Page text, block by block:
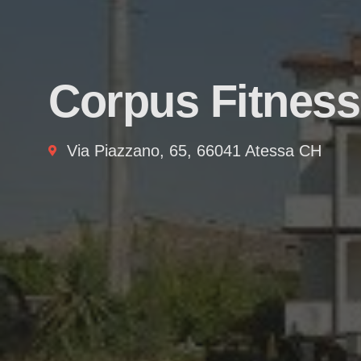
Corpus
Via Piazzano, 65, 66041 Atessa CH